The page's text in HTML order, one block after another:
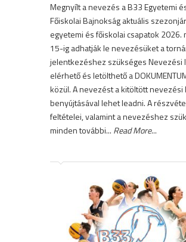
Megnyílt a nevezés a B33 Egyetemi
Főiskolai Bajnokság aktuális
egyetemi és főiskolai csapatok 2026.
15-ig adhatják le nevezésüket a
jelentkezéshez szükséges Nevezési
elérhető és letölthető a
közül. A nevezést a kitöltött nevezési
benyújtásával lehet leadni. A
feltételei, valamint a nevezéshez
minden további... Read More...